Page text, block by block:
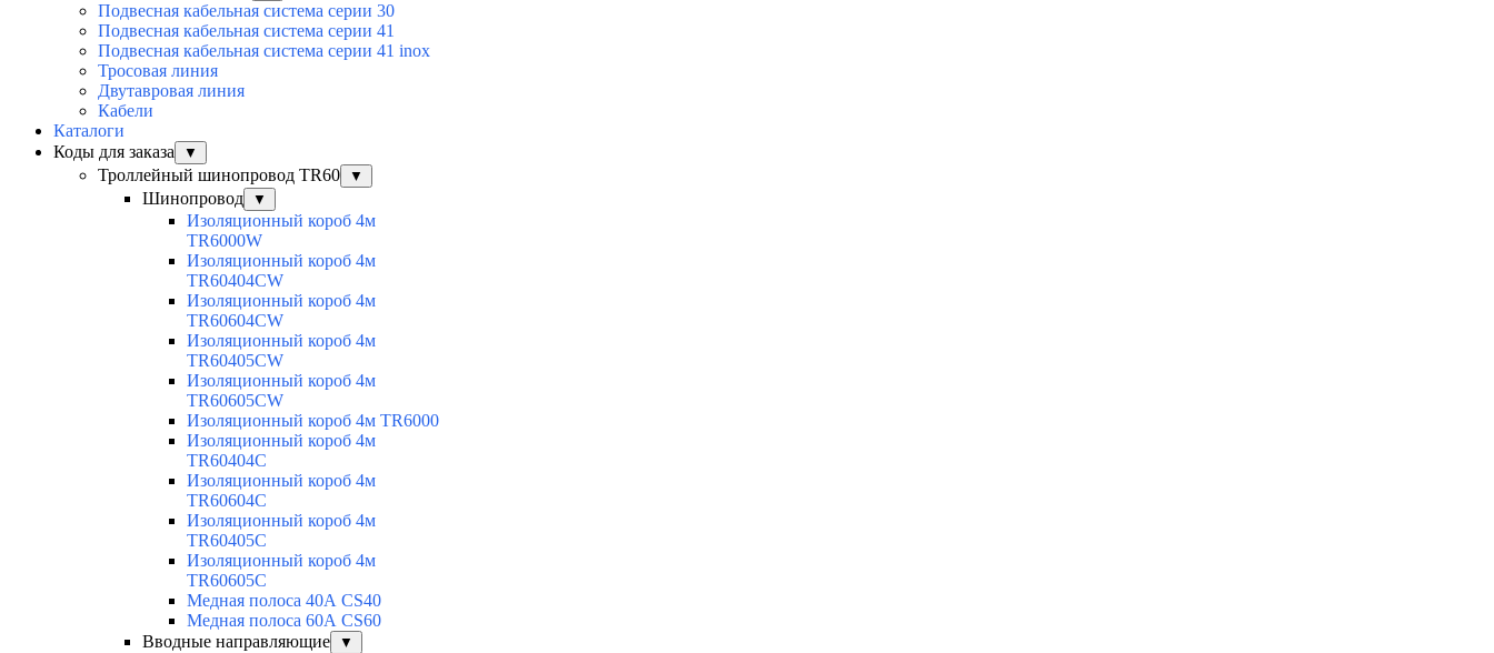
Подвесная кабельная система серии 30
Подвесная кабельная система серии 41
Подвесная кабельная система серии 41 inox
Тросовая линия
Двутавровая линия
Кабели
Каталоги
Коды для заказа
▼
Троллейный шинопровод TR60 ▼
Шинопровод ▼
Изоляционный короб 4м
TR6000W
Изоляционный короб 4м
TR60404CW
Изоляционный короб 4м
TR60604CW
Изоляционный короб 4м
TR60405CW
Изоляционный короб 4м
TR60605CW
Изоляционный короб 4м TR6000
Изоляционный короб 4м
TR60404C
Изоляционный короб 4м
TR60604C
Изоляционный короб 4м
TR60405C
Изоляционный короб 4м
TR60605C
Медная полоса 40А CS40
Медная полоса 60А CS60
Вводные направляющие
▼